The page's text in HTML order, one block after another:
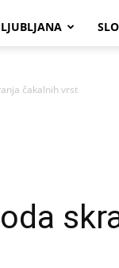
LJUBLJANA
čakalnih vrst